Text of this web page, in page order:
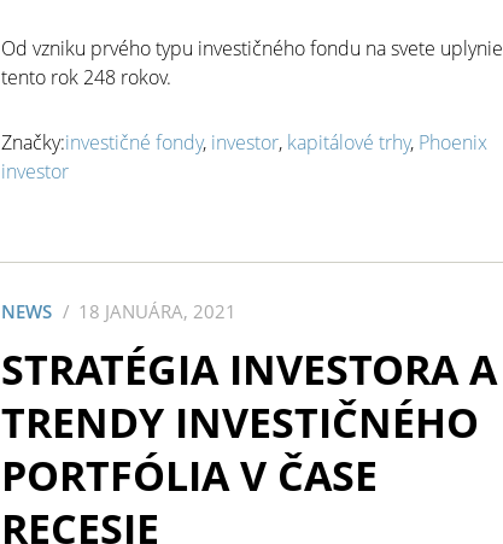
Od vzniku prvého typu investičného fondu na svete uplynie
tento rok 248 rokov.
Značky:investičné fondy, investor, kapitálové trhy, Phoenix
investor
NEWS 18 JANUÁRA, 2021
STRATÉGIA INVESTORA A
TRENDY INVESTIČNÉHO
PORTFÓLIA V ČASE
RECESIE